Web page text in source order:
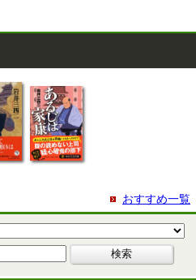
おすすめ一覧